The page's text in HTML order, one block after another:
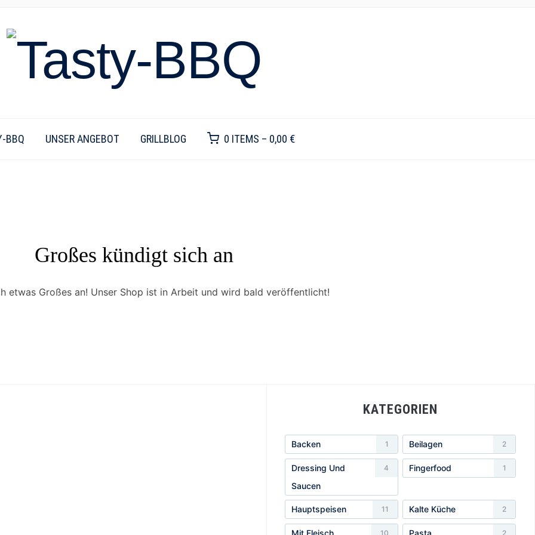
BBQ UNSER ANGEBOT GRILLBLOG 0 ITEMS – 0,00 €
Großes kündigt sich an
etwas Großes an! Unser Shop ist in Arbeit und wird bald veröffentlicht!
KATEGORIEN
Backen 1 Beilagen 2
Dressing Und
Saucen
4 Fingerfood 1
Hauptspeisen 11 Kalte Küche 2
10 2